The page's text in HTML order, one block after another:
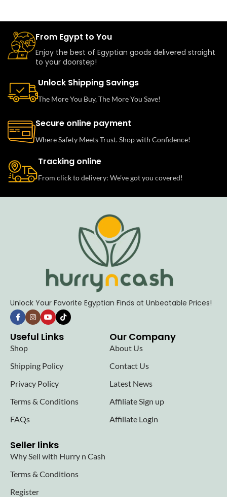
From Egypt to You
Enjoy the best of Egyptian goods delivered straight
to your doorstep!
Unlock Shipping Savings
The More You Buy, The More You Save!
Secure online payment
Where Safety Meets Trust. Shop with Confidence!
Tracking online
From click to delivery: We’ve got you covered!
Unlock Your Favorite Egyptian Finds at Unbeatable Prices!
Useful Links
Shop
Shipping Policy
Privacy Policy
Terms & Conditions
FAQs
Our Company
About Us
Contact Us
Latest News
Affiliate Sign up
Affiliate Login
Seller links
Why Sell with Hurry n Cash
Terms & Conditions
Register